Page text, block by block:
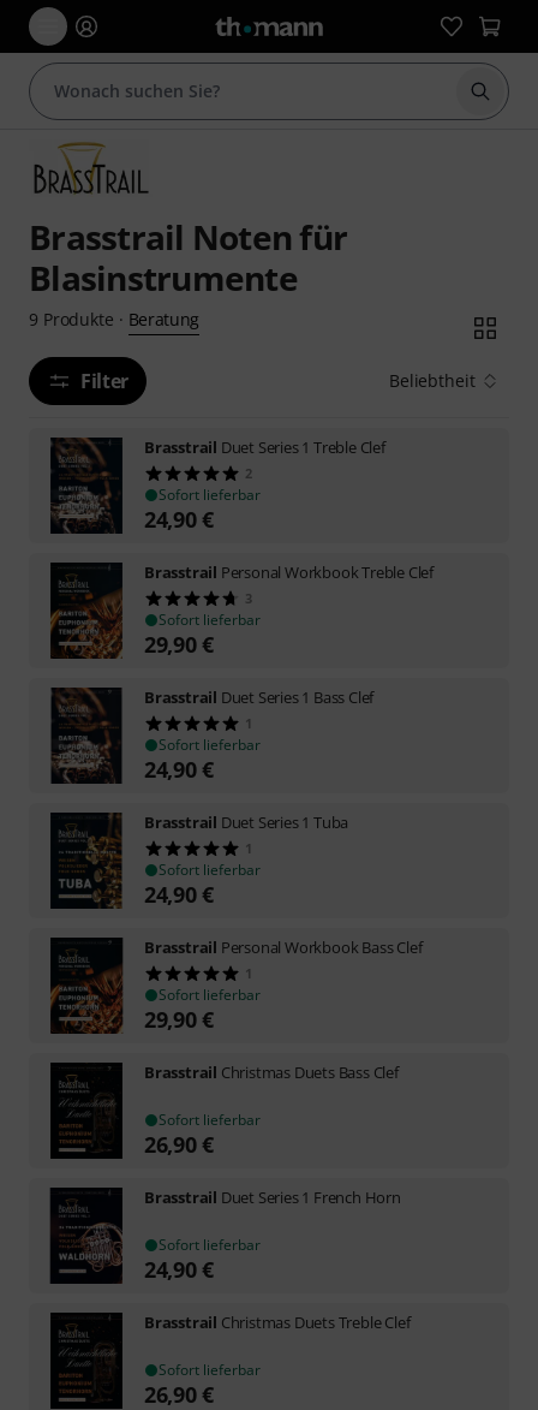
Suche
Brasstrail Noten für
Blasinstrumente
9 Produkte · Beratung
Filter Beliebtheit
Brasstrail Duet Series 1 Treble Clef
2
Sofort lieferbar
24,90€
Brasstrail Personal Workbook Treble Clef
3
Sofort lieferbar
29,90€
Brasstrail Duet Series 1 Bass Clef
1
Sofort lieferbar
24,90€
Brasstrail Duet Series 1 Tuba
1
Sofort lieferbar
24,90€
Brasstrail Personal Workbook Bass Clef
1
Sofort lieferbar
29,90€
Brasstrail Christmas Duets Bass Clef
Sofort lieferbar
26,90€
Brasstrail Duet Series 1 French Horn
Sofort lieferbar
24,90€
Brasstrail Christmas Duets Treble Clef
Sofort lieferbar
26,90€